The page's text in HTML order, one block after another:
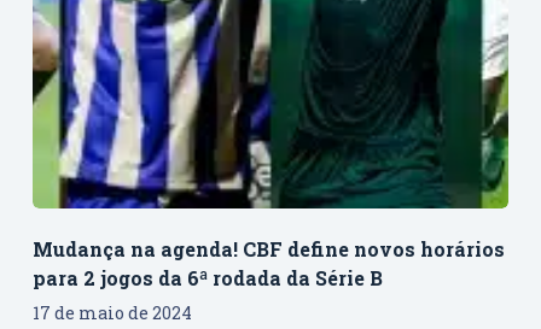
Mudança na agenda! CBF define novos horários
para 2 jogos da 6ª rodada da Série B
17 de maio de 2024